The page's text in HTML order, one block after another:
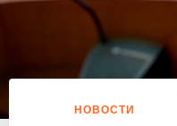
НОВОСТИ